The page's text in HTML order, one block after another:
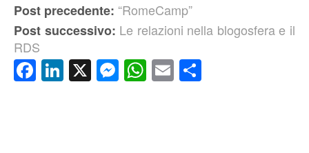
Post precedente: “RomeCamp”
Post successivo: Le relazioni nella blogosfera e il
RDS
Facebook
LinkedIn
X Messenger
WhatsApp
Email